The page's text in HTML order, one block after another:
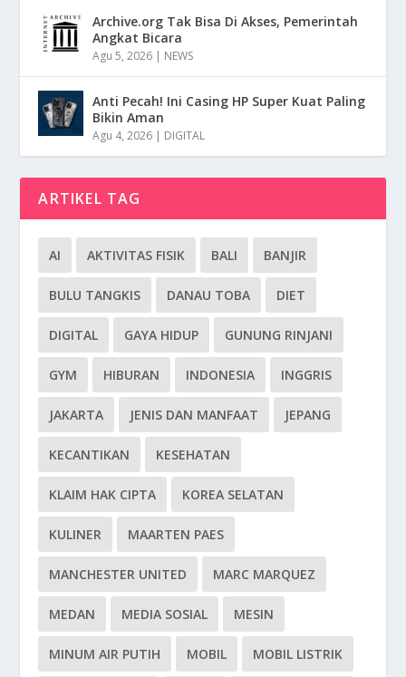
Archive.org Tak Bisa Di Akses, Pemerintah
Angkat Bicara
Agu 5, 2026 | NEWS
Anti Pecah! Ini Casing HP Super Kuat Paling
Bikin Aman
Agu 4, 2026 | DIGITAL
ARTIKEL TAG
AI AKTIVITAS FISIK BALI BANJIR
BULU TANGKIS DANAU TOBA DIET
DIGITAL GAYA HIDUP GUNUNG RINJANI
GYM HIBURAN INDONESIA INGGRIS
JAKARTA JENIS DAN MANFAAT JEPANG
KECANTIKAN KESEHATAN
KLAIM HAK CIPTA KOREA SELATAN
KULINER MAARTEN PAES
MANCHESTER UNITED MARC MARQUEZ
MEDAN MEDIA SOSIAL MESIN
MINUM AIR PUTIH MOBIL MOBIL LISTRIK